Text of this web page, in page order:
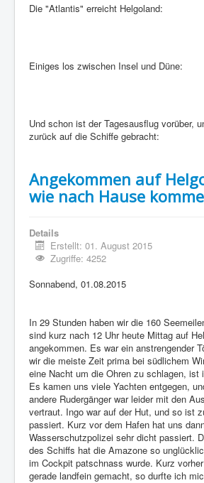
Die "Atlantis" erreicht Helgoland:
Einiges los zwischen Insel und Düne:
Und schon ist der Tagesausflug vorüber,
zurück auf die Schiffe gebracht:
Angekommen auf
wie nach Hause
Details
Erstellt: 01. August 2015
Zugriffe: 4252
Sonnabend, 01.08.2015
In 29 Stunden haben wir die 160
sind kurz nach 12 Uhr heute Mittag auf
angekommen. Es war ein anstrengender
wir die meiste Zeit prima bei südlichem
eine Nacht um die Ohren zu schlagen, ist
Es kamen uns viele Yachten entgegen,
andere Rudergänger war leider mit den
vertraut. Ingo war auf der Hut, und so ist
passiert. Kurz vor dem Hafen hat uns
Wasserschutzpolizei sehr dicht passiert.
des Schiffs hat die Amazone so
im Cockpit patschnass wurde. Kurz
gerade landfein gemacht, so durfte ich